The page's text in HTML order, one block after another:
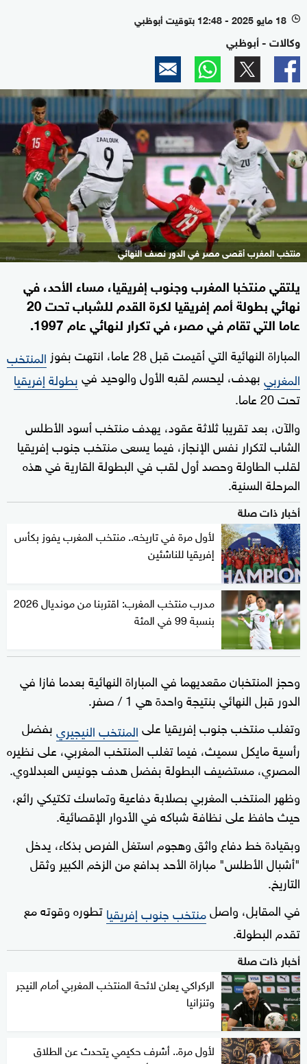
l 18 مايو 2025 - 12:48 بتوقيت أبوظبي
وكالات - أبوظبي
منتخب المغرب أقصى مصر في الدور نصف النهائي
يلتقي منتخبا المغرب وجنوب إفريقيا، مساء الأحد، في
نهائي بطولة أمم إفريقيا لكرة القدم للشباب تحت 20
عاما التي تقام في مصر، في تكرار لنهائي عام 1997.
المباراة النهائية التي أقيمت قبل 28 عاما، انتهت بفوز
المنتخب
المغربيبهدف، ليحسم لقبه الأول والوحيد فيبطولة إفريقيا
تحت 20 عاما.
والآن، بعد تقريبا ثلاثة عقود، يهدف منتخب أسود الأطلس
الشاب لتكرار نفس الإنجاز، فيما يسعى منتخب جنوب إفريقيا
لقلب الطاولة وحصد أول لقب في البطولة القارية في هذه
المرحلة السنية.
أخبار ذات صلة
لأول مرة في تاريخه.. منتخب المغرب يفوز بكأس
إفريقيا للناشئين
مدرب منتخب المغرب: اقتربنا من مونديال 2026
بنسبة 99 في المئة
وحجز المنتخبان مقعديهما في المباراة النهائية بعدما فازا في
الدور قبل النهائي بنتيجة واحدة هي 1 / صفر.
وتغلب منتخب جنوب إفريقيا علىالمنتخب النيجيريبفضل
رأسية مايكل سميث، فيما تغلب المنتخب المغربي، على نظيره
المصري، مستضيف البطولة بفضل هدف جونيس العبدلاوي.
وظهر المنتخب المغربي بصلابة دفاعية وتماسك تكتيكي رائع،
حيث حافظ على نظافة شباكه في الأدوار الإقصائية.
وبقيادة خط دفاع واثق وهجوم استغل الفرص بذكاء، يدخل
"أشبال الأطلس" مباراة الأحد بدافع من الزخم الكبير وثقل
التاريخ.
في المقابل، واصلمنتخب جنوب إفريقياتطوره وقوته مع
تقدم البطولة.
أخبار ذات صلة
الركراكي يعلن لائحة المنتخب المغربي أمام النيجر
وتنزانيا
لأول مرة.. أشرف حكيمي يتحدث عن الطلاق